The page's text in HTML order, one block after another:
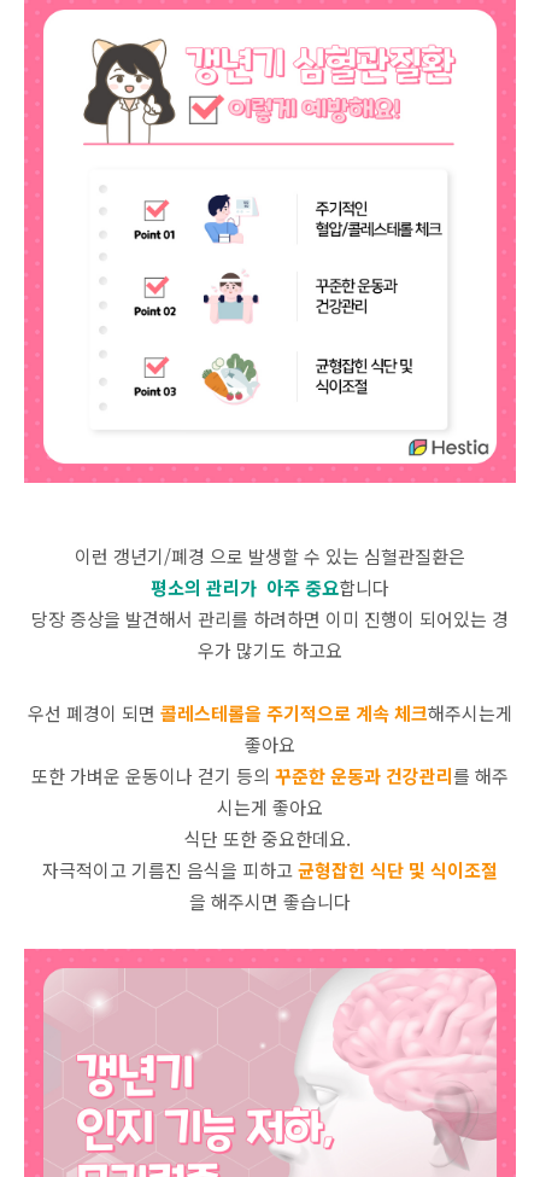
이런 갱년기/폐경 으로 발생할 수 있는 심혈관질환은
평소의 관리가 아주 중요합니다
당장 증상을 발견해서 관리를 하려하면 이미 진행이 되어있는 경
우가 많기도 하고요
우선 폐경이 되면 콜레스테롤을 주기적으로 계속 체크해주시는게
좋아요
또한 가벼운 운동이나 걷기 등의 꾸준한 운동과 건강관리를 해주
시는게 좋아요
식단 또한 중요한데요.
자극적이고 기름진 음식을 피하고균형잡힌 식단 및 식이조절
을 해주시면 좋습니다